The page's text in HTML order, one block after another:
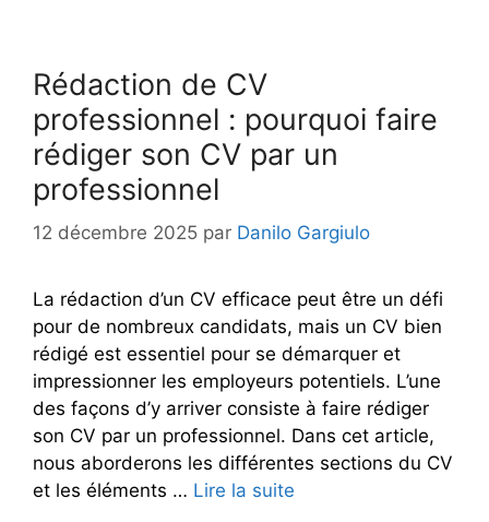
Rédaction de CV
professionnel : pourquoi faire
rédiger son CV par un
professionnel
12 décembre 2025 par Danilo Gargiulo
La rédaction d’un CV efficace peut être un défi
pour de nombreux candidats, mais un CV bien
rédigé est essentiel pour se démarquer et
impressionner les employeurs potentiels. L’une
des façons d’y arriver consiste à faire rédiger
son CV par un professionnel. Dans cet article,
nous aborderons les différentes sections du CV
et les éléments … Lire la suite